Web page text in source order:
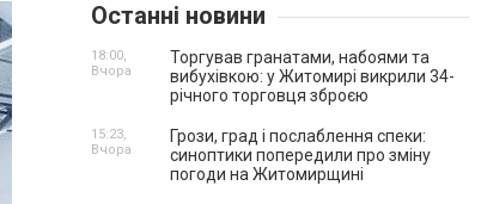
Останні новини
Торгував гранатами, набоями та
вибухівкою: у Житомирі викрили 34-
річного торговця зброєю
18:00,
Вчора
Грози, град і послаблення спеки:
синоптики попередили про зміну
погоди на Житомирщині
15:23,
Вчора